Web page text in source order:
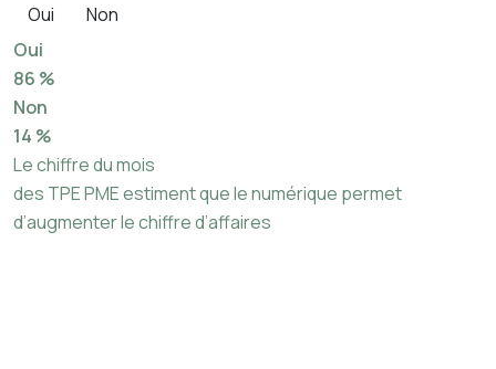
Oui
Non
Oui
86 %
Non
14 %
Le chiffre du mois
des TPE PME estiment que le numérique permet
d’augmenter le chiffre d’affaires